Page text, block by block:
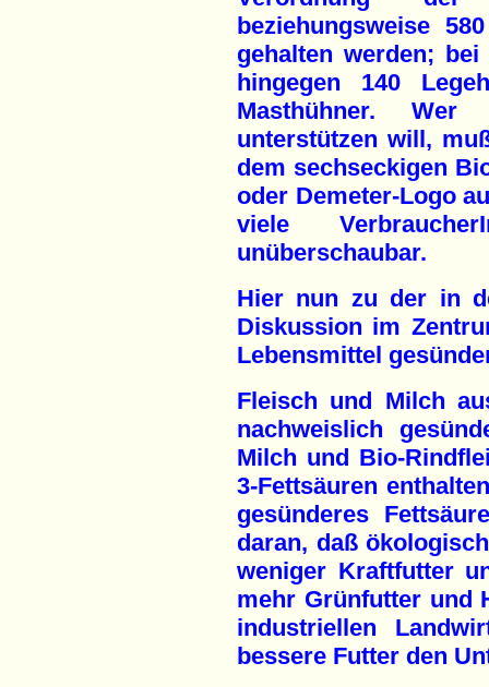
beziehungsweise
gehalten werden;
hingegen 140
Masthühner. Wer
unterstützen will,
dem sechseckigen
oder Demeter-Logo
viele
unüberschaubar.
Hier nun zu der in
Diskussion im
Lebensmittel
Fleisch und Milch
nachweislich
Milch und Bio-
3-Fettsäuren
gesünderes
daran, daß
weniger Kraftfutter
mehr Grünfutter und
industriellen
bessere Futter den